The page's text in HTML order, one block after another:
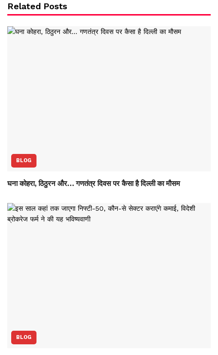
Related Posts
BLOG
घना कोहरा, ठिठुरन और… गणतंत्र दिवस पर कैसा है दिल्ली का मौसम
BLOG